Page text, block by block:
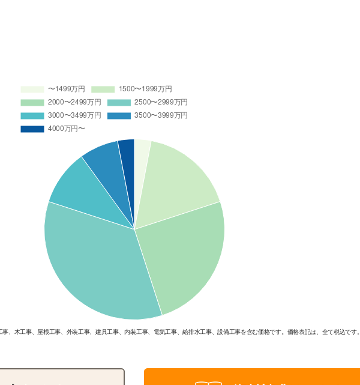
、木工事、屋根工事、外装工事、建具工事、内装工事、電気工事、給排水工事、設備工事を含む価格です。価格表記は、全て税込です。